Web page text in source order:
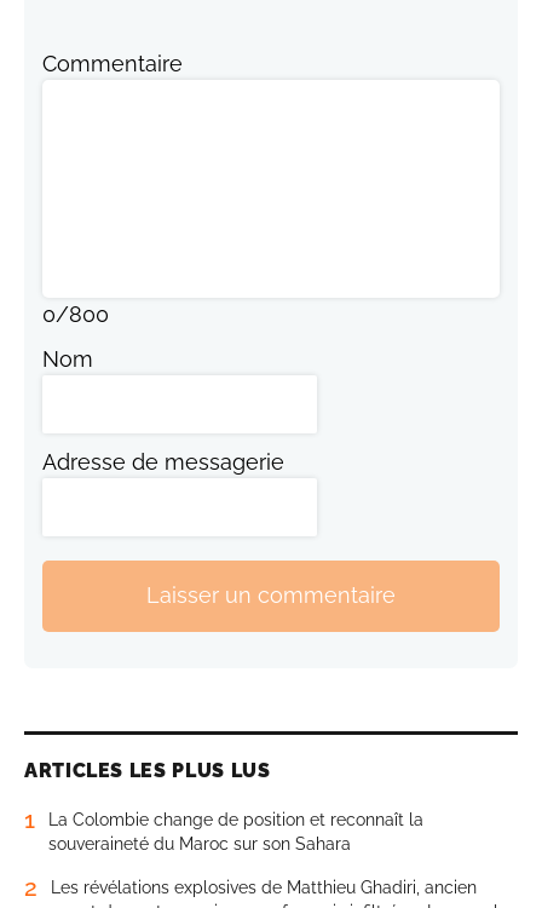
Commentaire
0/800
Nom
Adresse de messagerie
Laisser un commentaire
ARTICLES LES PLUS LUS
1
La Colombie change de position et reconnaît la
souveraineté du Maroc sur son Sahara
2
Les révélations explosives de Matthieu Ghadiri, ancien